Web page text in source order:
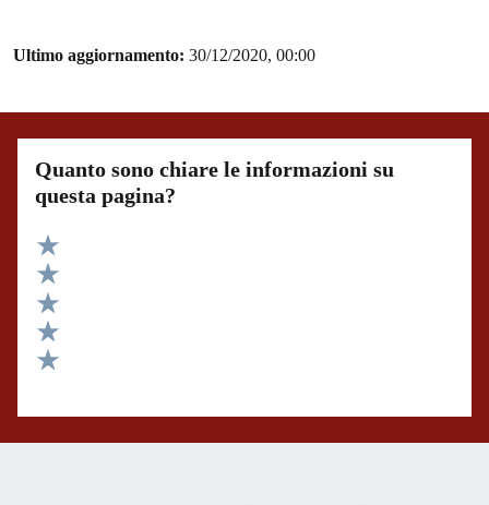
Ultimo aggiornamento: 30/12/2020, 00:00
Quanto sono chiare le informazioni su
questa pagina?
Valuta 5 stelle su 5
Valuta 4 stelle su 5
Valuta 3 stelle su 5
Valuta 2 stelle su 5